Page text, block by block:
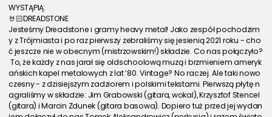
WYSTĄPIĄ:
🤘🏻DREADSTONE
Jesteśmy Dreadstone i gramy heavy metal! Jako zespół pochodzim
y z Trójmiasta i po raz pierwszy zebraliśmy się jesienią 2021 roku - cho
ć jeszcze nie w obecnym (mistrzowskim!) składzie. Co nas połączyło?
To, że każdy z nas jarał się oldschoolową muzą i brzmieniem ameryk
ańskich kapel metalowych z lat ’80. Vintage? No raczej. Ale taki nowo
czesny - z dzisiejszym zadziorem i polskimi tekstami. Pierwszą płytę n
agraliśmy w składzie: Jim Grabowski (gitara, wokal), Krzysztof Stencel
(gitara) i Marcin Zdunek (gitara basowa). Dopiero tuż przed jej wydan